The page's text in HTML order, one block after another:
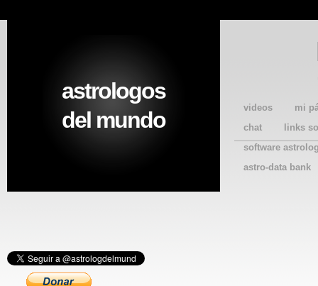
videos
mi
chat
links
software
astro-data bank
astrologos
del mundo